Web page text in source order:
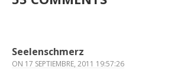
Seelenschmerz
ON 17 SEPTIEMBRE, 2011 19:57:26